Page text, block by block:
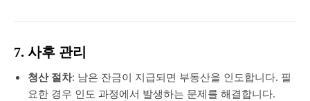
7. 사후 관리
청산 절차: 남은 잔금이 지급되면 부동산을 인도합니다. 필
요한 경우 인도 과정에서 발생하는 문제를 해결합니다.